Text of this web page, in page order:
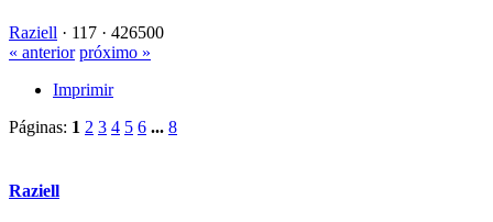
Raziell · 117 · 426500
« anterior próximo »
Imprimir
Páginas: 1 2 3 4 5 6 ... 8
Raziell